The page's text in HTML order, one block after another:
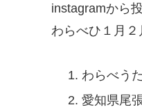
instagramから
わらべひ１月
わらべう
愛知県尾